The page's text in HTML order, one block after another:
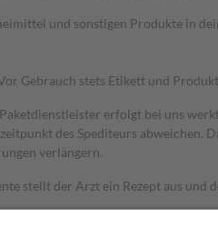
und sonstigen Produkte in
Gebrauch stets Etikett und
erfolgt bei uns
des Spediteurs abweichen.
verlängern.
stellt der Arzt ein Rezept aus